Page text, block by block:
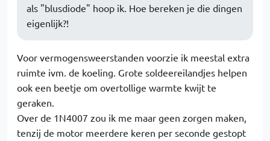
als "blusdiode" hoop ik. Hoe bereken je die dingen
eigenlijk?!
Voor vermogensweerstanden voorzie ik meestal extra
ruimte ivm. de koeling. Grote soldeereilandjes helpen
ook een beetje om overtollige warmte kwijt te
geraken.
Over de 1N4007 zou ik me maar geen zorgen maken,
tenzij de motor meerdere keren per seconde gestopt